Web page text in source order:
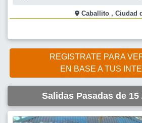
Filosofía, interrelacionando con las otras
diferentes puntos de vista mediante u
Caballito ,
REGISTRATE PARA
EN BASE A TUS
Salidas Pasadas de 15